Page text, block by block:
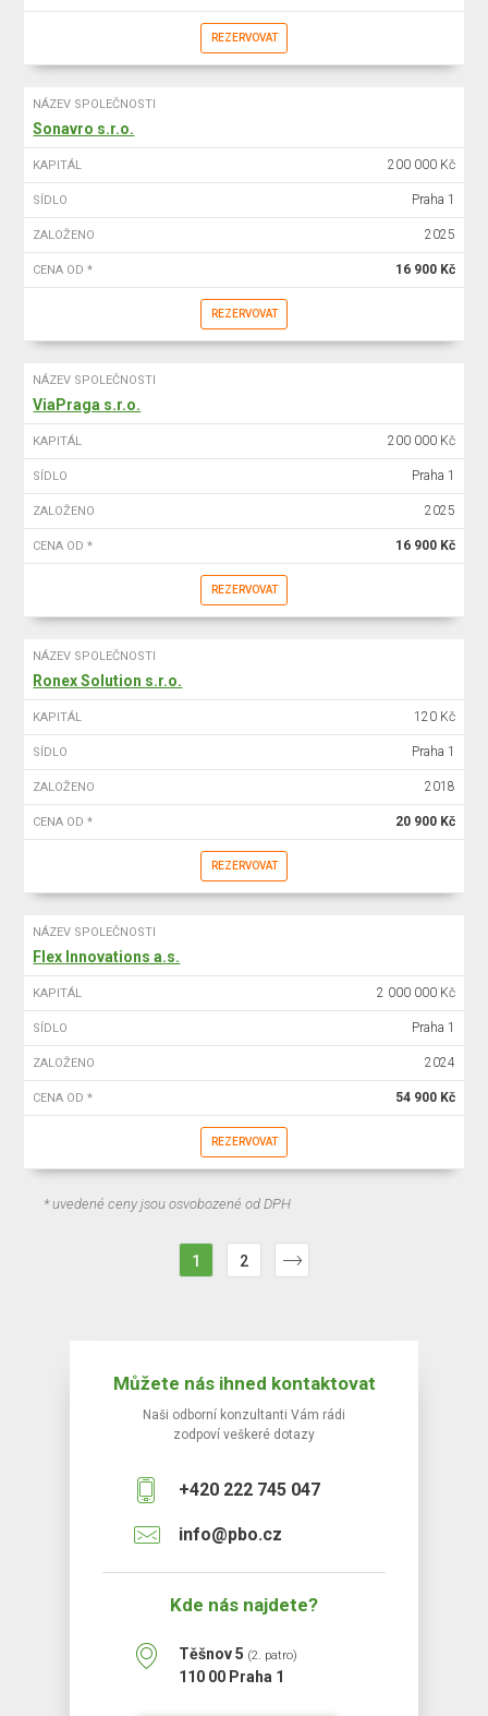
REZERVOVAT
NÁZEV SPOLEČNOSTI
Sonavro s.r.o.
KAPITÁL 200 000 Kč
SÍDLO Praha 1
ZALOŽENO 2025
CENA OD * 16 900 Kč
REZERVOVAT
NÁZEV SPOLEČNOSTI
ViaPraga s.r.o.
KAPITÁL 200 000 Kč
SÍDLO Praha 1
ZALOŽENO 2025
CENA OD * 16 900 Kč
REZERVOVAT
NÁZEV SPOLEČNOSTI
Ronex Solution s.r.o.
KAPITÁL 120 Kč
SÍDLO Praha 1
ZALOŽENO 2018
CENA OD * 20 900 Kč
REZERVOVAT
NÁZEV SPOLEČNOSTI
Flex Innovations a.s.
KAPITÁL 2 000 000 Kč
SÍDLO Praha 1
ZALOŽENO 2024
CENA OD * 54 900 Kč
REZERVOVAT
* uvedené ceny jsou osvobozené od DPH
1 2
Můžete nás ihned kontaktovat
Naši odborní konzultanti Vám rádi
zodpoví veškeré dotazy
+420 222 745 047
info@pbo.cz
Kde nás najdete?
Těšnov 5 (2. patro)
110 00 Praha 1